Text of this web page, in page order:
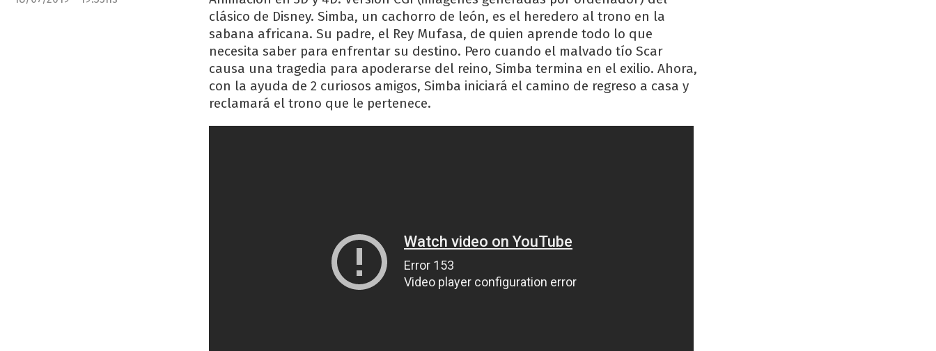
clásico de Disney. Simba, un cachorro de león, es el heredero al trono en la
sabana africana. Su padre, el Rey Mufasa, de quien aprende todo lo que
necesita saber para enfrentar su destino. Pero cuando el malvado tío Scar
causa una tragedia para apoderarse del reino, Simba termina en el exilio. Ahora,
con la ayuda de 2 curiosos amigos, Simba iniciará el camino de regreso a casa y
reclamará el trono que le pertenece.